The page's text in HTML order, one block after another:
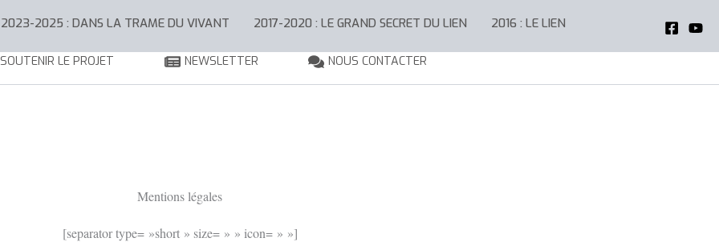
2023-2025 : DANS LA TRAME DU VIVANT 2017-2020 : LE GRAND SECRET DU LIEN
2016 : LE LIEN
SOUTENIR LE PROJET NEWSLETTER NOUS CONTACTER
Mentions légales
[separator type= »short » size= » » icon= » »]